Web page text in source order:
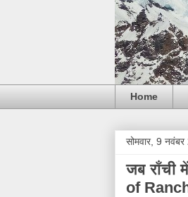
Home
सोमवार, 9
जब राँची
of